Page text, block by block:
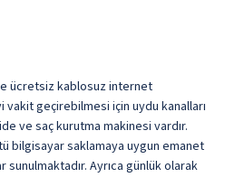
ücretsiz kablosuz internet
vakit geçirebilmesi için uydu kanalları
ve saç kurutma makinesi vardır.
bilgisayar saklamaya uygun emanet
sunulmaktadır. Ayrıca günlük olarak